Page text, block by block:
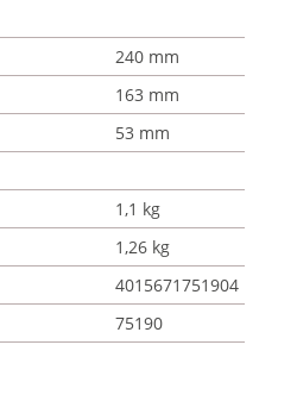
240 mm
163 mm
53 mm
1,1 kg
1,26 kg
4015671751904
75190